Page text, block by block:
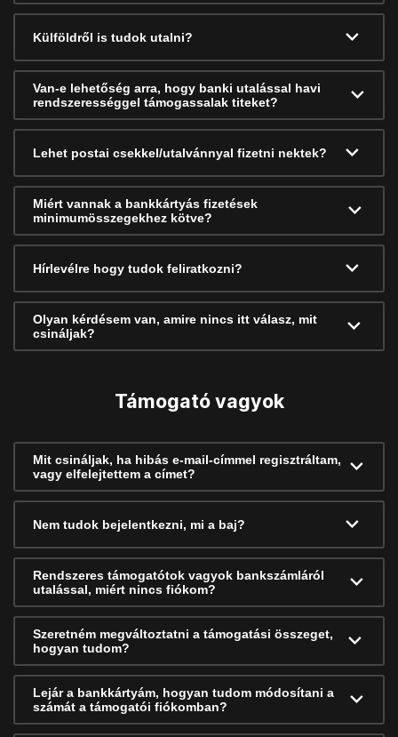
Külföldről is tudok utalni?
Van-e lehetőség arra, hogy banki utalással havi
rendszerességgel támogassalak titeket?
Lehet postai csekkel/utalvánnyal fizetni nektek?
Miért vannak a bankkártyás fizetések
minimumösszegekhez kötve?
Hírlevélre hogy tudok feliratkozni?
Olyan kérdésem van, amire nincs itt válasz, mit
csináljak?
Támogató vagyok
Mit csináljak, ha hibás e-mail-címmel regisztráltam,
vagy elfelejtettem a címet?
Nem tudok bejelentkezni, mi a baj?
Rendszeres támogatótok vagyok bankszámláról
utalással, miért nincs fiókom?
Szeretném megváltoztatni a támogatási összeget,
hogyan tudom?
Lejár a bankkártyám, hogyan tudom módosítani a
számát a támogatói fiókomban?